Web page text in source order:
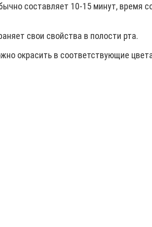
составляет 10-15 минут, время
свои свойства в полости рта.
окрасить в соответствующие